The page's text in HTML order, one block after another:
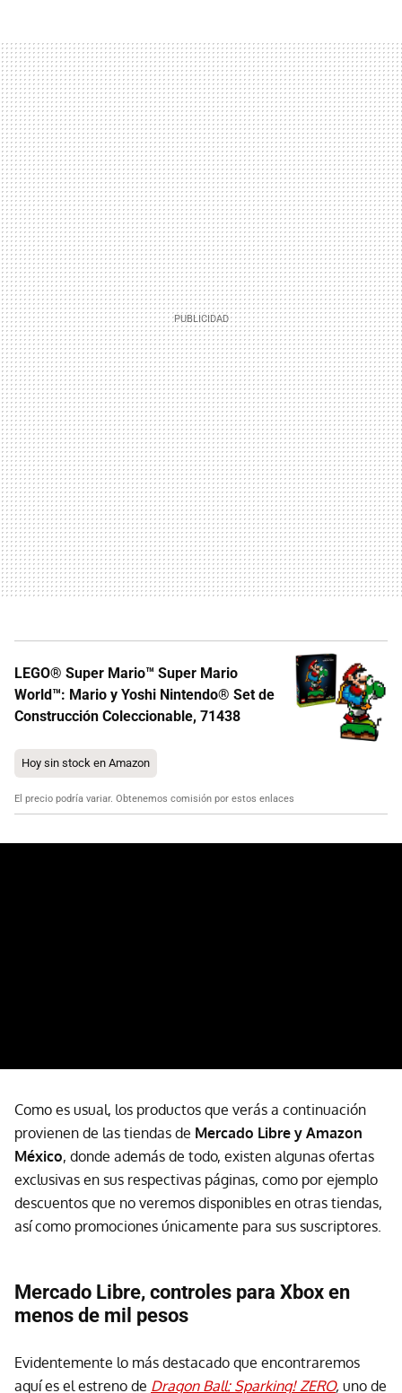
LEGO® Super Mario™ Super Mario
World™: Mario y Yoshi Nintendo® Set de
Construcción Coleccionable, 71438
Hoy sin stock en Amazon
El precio podría variar. Obtenemos comisión por estos enlaces
Como es usual, los productos que verás a continuación
provienen de las tiendas de Mercado Libre y Amazon
México, donde además de todo, existen algunas ofertas
exclusivas en sus respectivas páginas, como por ejemplo
descuentos que no veremos disponibles en otras tiendas,
así como promociones únicamente para sus suscriptores.
Mercado Libre, controles para Xbox en
menos de mil pesos
Evidentemente lo más destacado que encontraremos
aquí es el estreno de Dragon Ball: Sparking! ZERO, uno de